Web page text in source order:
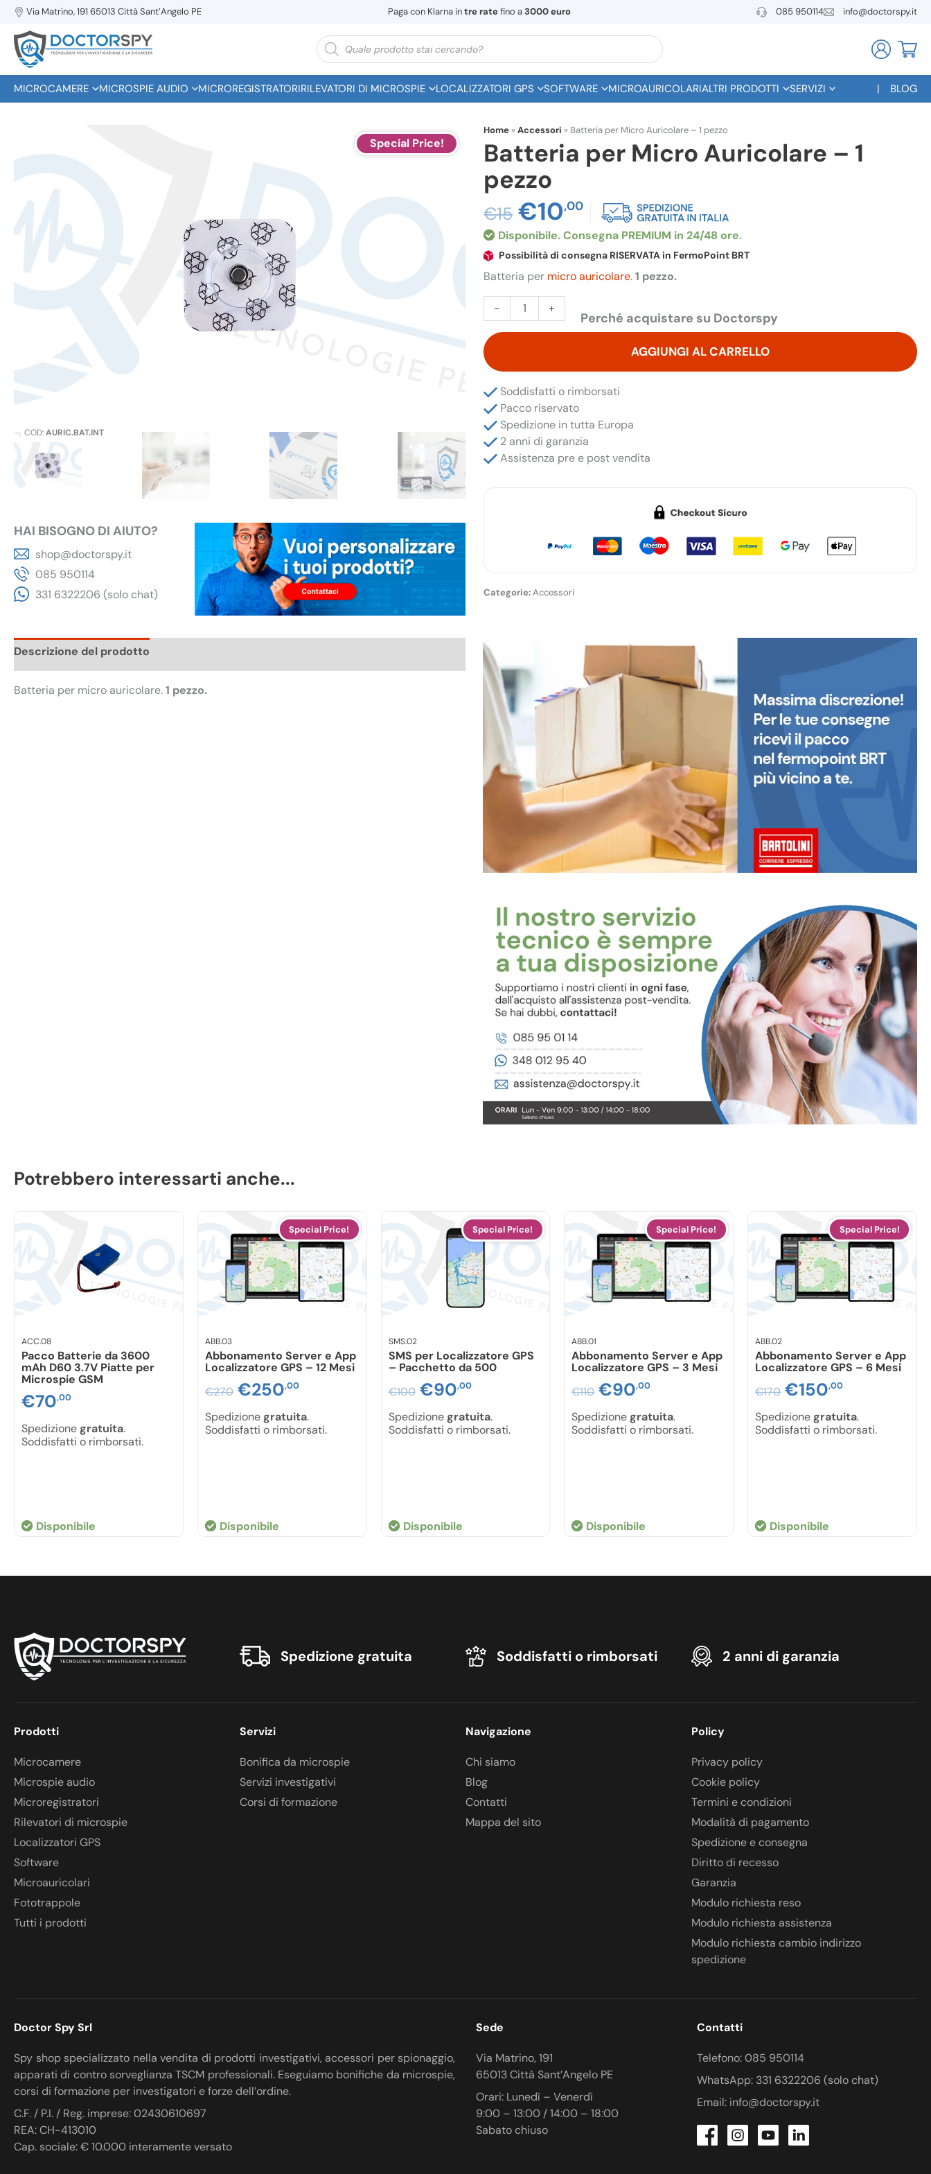
Via Matrino, 191 65013 Città Sant’Angelo PE Paga con Klarna intre ratefino a3000 euro 085 950114 info@doctorspy.it
Ricerca
prodotti
MICROCAMERE MICROSPIE AUDIO MICROREGISTRATORIRILEVATORI DI MICROSPIE LOCALIZZATORI GPS SOFTWARE MICROAURICOLARIALTRI PRODOTTI SERVIZI BLOG
Special Price!
COD:AURIC.BAT.INT
HAI BISOGNO DI AIUTO?
shop@doctorspy.it
085 950114
331 6322206 (solo chat)
Home »Accessori » Batteria per Micro Auricolare – 1 pezzo
Batteria per Micro Auricolare – 1
pezzo
€15 Il
prezzo
originale
era:
€15,00.
€10,00
prezzo
attuale
è:
€10,00.
Disponibile
Possibilità di consegna RISERVATA in FermoPoint BRT
Batteria per micro auricolare.1 pezzo.
-
Batteria
per
Micro
Auricolare
–
pezzo
quantità
+
AGGIUNGI AL CARRELLO
Perché acquistare su Doctorspy
Soddisfatti o rimborsati
Pacco riservato
Spedizione in tutta Europa
2 anni di garanzia
Assistenza pre e post vendita
Accessori
Descrizione del prodotto
Batteria per micro auricolare.1 pezzo.
Potrebbero interessarti anche...
ACC.08
Pacco Batterie da 3600
mAh D60 3.7V Piatte per
Microspie GSM
€70,00
Spedizione gratuita.
Soddisfatti o rimborsati.
Disponibile
Special Price!
ABB.03
Abbonamento Server e App
Localizzatore GPS – 12 Mesi
€270 Il
prezzo
originale
€250,00Il
prezzo
attuale
Spedizione gratuita.
Soddisfatti o rimborsati.
Disponibile
Special Price!
SMS.02
SMS per Localizzatore GPS
– Pacchetto da 500
€100 Il
prezzo
originale
€90,00Il
prezzo
attuale
Spedizione gratuita.
Soddisfatti o rimborsati.
Disponibile
Special Price!
ABB.01
Abbonamento Server e App
Localizzatore GPS – 3 Mesi
€110 Il
prezzo
originale
€90,00
prezzo
attuale
Spedizione gratuita.
Soddisfatti o rimborsati.
Disponibile
Special Price!
ABB.02
Abbonamento Server e App
Localizzatore GPS – 6 Mesi
€170 Il
prezzo
originale
€150,00
prezzo
attuale
Spedizione gratuita.
Soddisfatti o rimborsati.
Disponibile
Spedizione gratuita Soddisfatti o rimborsati 2 anni di garanzia
Prodotti
Microcamere
Microspie audio
Microregistratori
Rilevatori di microspie
Localizzatori GPS
Software
Microauricolari
Fototrappole
Tutti i prodotti
Servizi
Bonifica da microspie
Servizi investigativi
Corsi di formazione
Navigazione
Chi siamo
Blog
Contatti
Mappa del sito
Policy
Privacy policy
Cookie policy
Termini e condizioni
Modalità di pagamento
Spedizione e consegna
Diritto di recesso
Garanzia
Modulo richiesta reso
Modulo richiesta assistenza
Modulo richiesta cambio indirizzo
spedizione
Doctor Spy Srl
Spy shop specializzato nella vendita di prodotti investigativi, accessori per spionaggio,
apparati di contro sorveglianza TSCM professionali. Eseguiamo bonifiche da microspie,
corsi di formazione per investigatori e forze dell’ordine.
C.F. / P.I. / Reg. imprese: 02430610697
REA: CH-413010
Cap. sociale: € 10.000 interamente versato
Sede
Via Matrino, 191
65013 Città Sant’Angelo PE
Orari: Lunedì – Venerdì
9:00 – 13:00 / 14:00 – 18:00
Sabato chiuso
Contatti
Telefono: 085 950114
WhatsApp: 331 6322206 (solo chat)
Email: info@doctorspy.it